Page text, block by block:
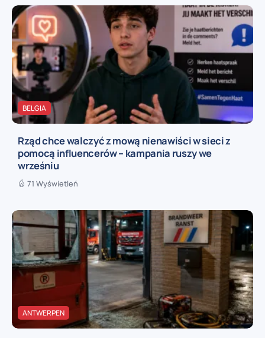
BELGIA
Rząd chce walczyć z mową nienawiści w sieci z
pomocą influencerów – kampania ruszy we
wrześniu
71 Wyświetleń
ANTWERPEN